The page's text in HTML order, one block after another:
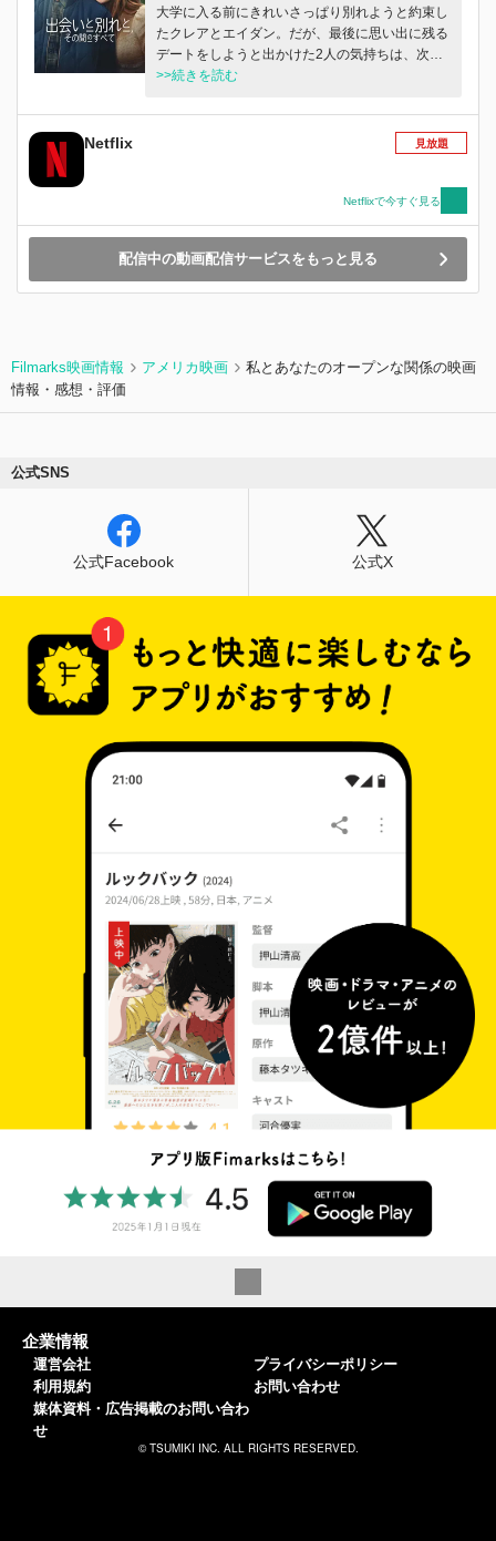
大学に入る前にきれいさっぱり別れようと約束し
たクレアとエイダン。だが、最後に思い出に残る
デートをしようと出かけた2人の気持ちは、次第
に揺らぎ始め...。
>>続きを読む
Netflix 見放題
Netflixで今すぐ見る
配信中の動画配信サービスをもっと見る
Filmarks映画情報 アメリカ映画
私とあなたのオープンな関係の映画
情報・感想・評価
公式SNS
公式Facebook 公式X
企業情報
運営会社
利用規約
媒体資料・広告掲載のお問い合わ
せ
プライバシーポリシー
お問い合わせ
© TSUMIKI INC. ALL RIGHTS RESERVED.